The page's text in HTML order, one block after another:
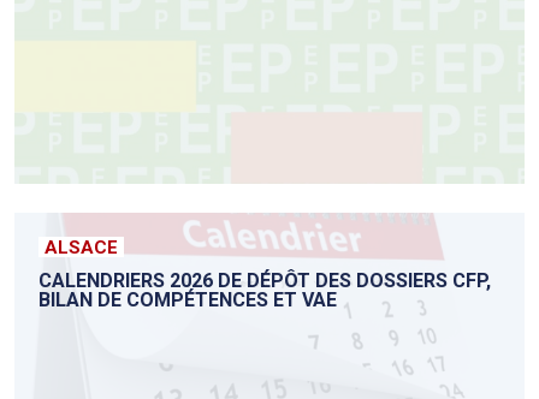
ALSACE
CALENDRIERS 2026 DE DÉPÔT DES DOSSIERS CFP,
BILAN DE COMPÉTENCES ET VAE